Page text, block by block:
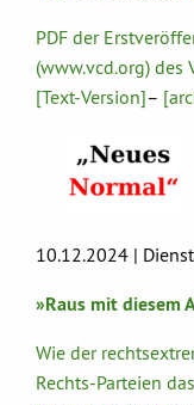
PDF der
(www.vcd.org) des
[Text-Version]–
10.12.2024 |
»Raus mit diesem
Wie der
Rechts-Parteien